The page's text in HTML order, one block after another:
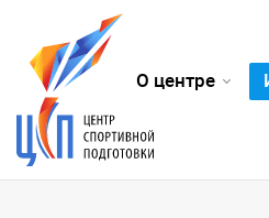
О центре